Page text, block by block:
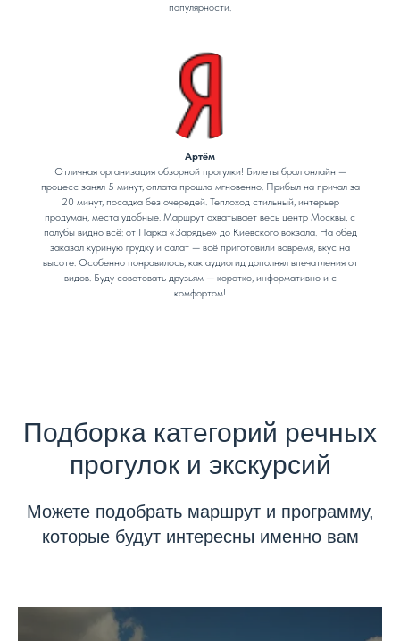
популярности.
Артём
Отличная организация обзорной прогулки! Билеты брал онлайн —
процесс занял 5 минут, оплата прошла мгновенно. Прибыл на причал за
20 минут, посадка без очередей. Теплоход стильный, интерьер
продуман, места удобные. Маршрут охватывает весь центр Москвы, с
палубы видно всё: от Парка «Зарядье» до Киевского вокзала. На обед
заказал куриную грудку и салат — всё приготовили вовремя, вкус на
высоте. Особенно понравилось, как аудиогид дополнял впечатления от
видов. Буду советовать друзьям — коротко, информативно и с
комфортом!
Подборка категорий речных
прогулок и экскурсий
Можете подобрать маршрут и программу,
которые будут интересны именно вам